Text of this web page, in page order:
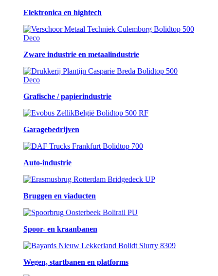
Elektronica en hightech
Zware industrie en metaalindustrie
Grafische / papierindustrie
Garagebedrijven
Auto-industrie
Bruggen en viaducten
Spoor- en kraanbanen
Wegen, startbanen en platforms